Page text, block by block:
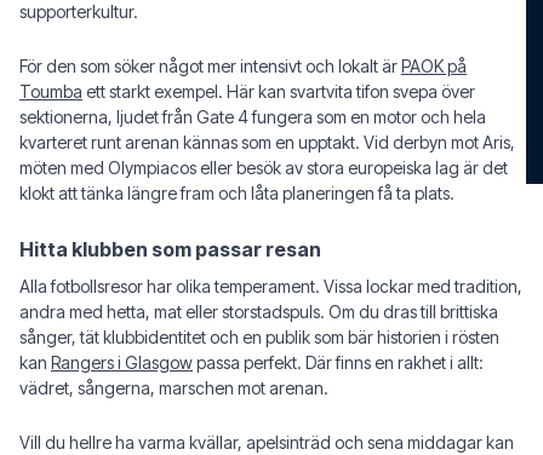
supporterkultur.
För den som söker något mer intensivt och lokalt ärPAOK på
Toumba ett starkt exempel. Här kan svartvita tifon svepa över
sektionerna, ljudet från Gate 4 fungera som en motor och hela
kvarteret runt arenan kännas som en upptakt. Vid derbyn mot Aris,
möten med Olympiacos eller besök av stora europeiska lag är det
klokt att tänka längre fram och låta planeringen få ta plats.
Hitta klubben som passar resan
Alla fotbollsresor har olika temperament. Vissa lockar med tradition,
andra med hetta, mat eller storstadspuls. Om du dras till brittiska
sånger, tät klubbidentitet och en publik som bär historien i rösten
kan Rangers i Glasgowpassa perfekt. Där finns en rakhet i allt:
vädret, sångerna, marschen mot arenan.
Vill du hellre ha varma kvällar, apelsinträd och sena middagar kan